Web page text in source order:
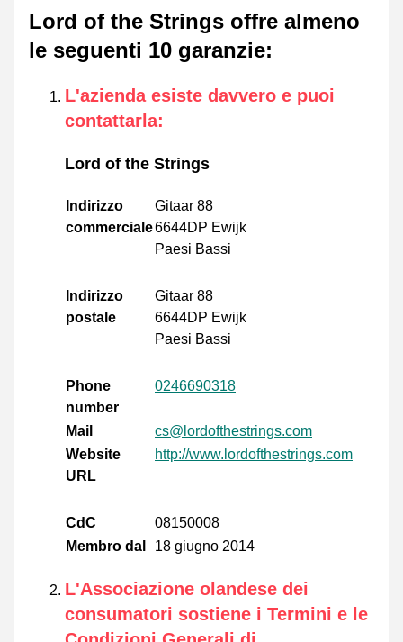
Lord of the Strings offre almeno
le seguenti 10 garanzie:
L'azienda esiste davvero e puoi
contattarla:
Lord of the Strings
Indirizzo
commerciale
Gitaar 88
6644DP Ewijk
Paesi Bassi
Indirizzo
postale
Gitaar 88
6644DP Ewijk
Paesi Bassi
Phone
number
0246690318
Mail
cs@lordofthestrings.com
Website
URL
http://www.lordofthestrings.com
CdC
08150008
Membro dal
18 giugno 2014
L'Associazione olandese dei
consumatori sostiene i Termini e le